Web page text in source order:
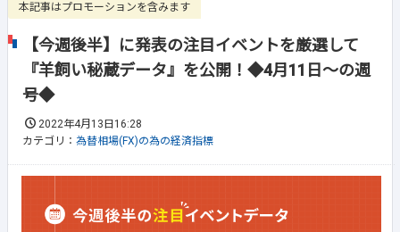
本記事はプロモーションを含みます
【今週後半】に発表の注目イベントを厳選して
『羊飼い秘蔵データ』を公開！◆4月11日～の週
号◆
2022年4月13日16:28
カテゴリ： 為替相場(FX)の為の経済指標